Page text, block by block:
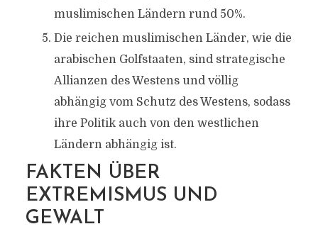
muslimischen Ländern rund 50%.
Die reichen muslimischen Länder, wie die
arabischen Golfstaaten, sind strategische
Allianzen des Westens und völlig
abhängig vom Schutz des Westens, sodass
ihre Politik auch von den westlichen
Ländern abhängig ist.
FAKTEN ÜBER
EXTREMISMUS UND
GEWALT